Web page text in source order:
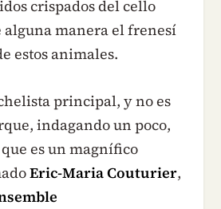
crispados del cello
alguna manera el frenesí
estos animales.
principal, y no es
indagando un poco,
es un magnífico
Eric-Maria Couturier,